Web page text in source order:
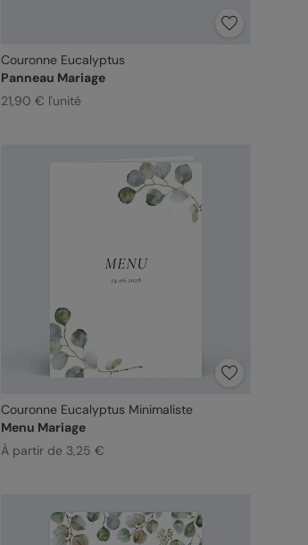
Couronne Eucalyptus
Panneau Mariage
21,90 € l'unité
Couronne Eucalyptus Minimaliste
Menu Mariage
À partir de 3,25 €